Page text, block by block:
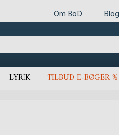
Om BoD Blog
LYRIK TILBUD E-BØGER %